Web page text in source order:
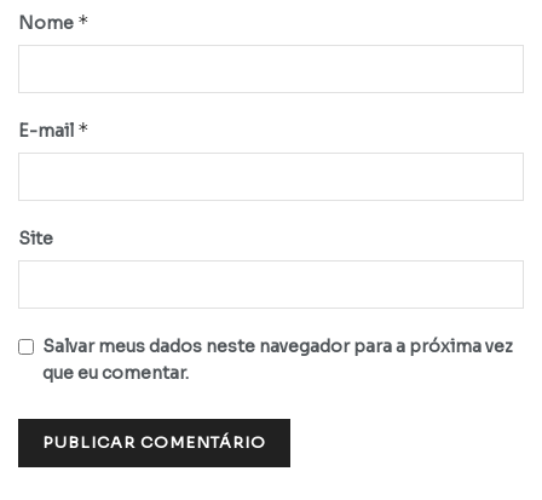
Nome *
E-mail *
Site
Salvar meus dados neste navegador para a próxima vez
que eu comentar.